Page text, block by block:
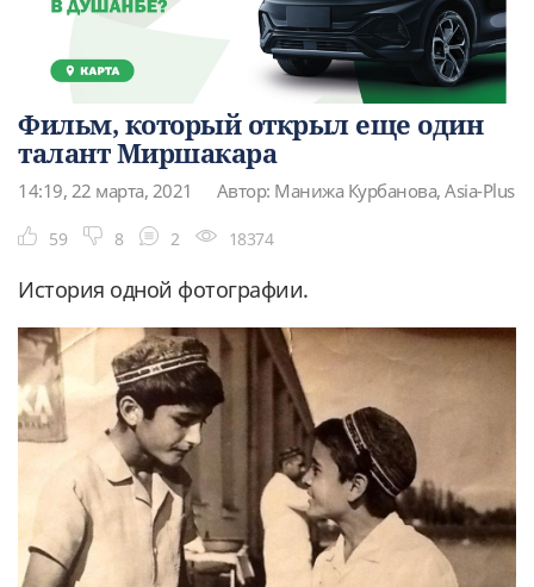
Фильм, который открыл еще один
талант Миршакара
14:19, 22 марта, 2021 Автор: Манижа Курбанова, Asia-Plus
59 8 2 18374
История одной фотографии.